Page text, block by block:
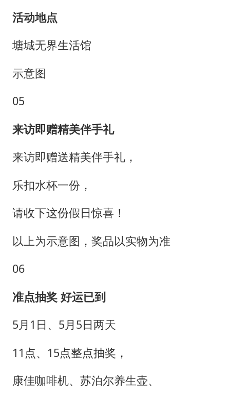
活动地点
塘城无界生活馆
示意图
05
来访即赠精美伴手礼
来访即赠送精美伴手礼，
乐扣水杯一份，
请收下这份假日惊喜！
以上为示意图，奖品以实物为准
06
准点抽奖 好运已到
5月1日、5月5日两天
11点、15点整点抽奖，
康佳咖啡机、苏泊尔养生壶、